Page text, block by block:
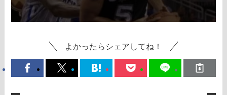
よかったらシェアしてね！